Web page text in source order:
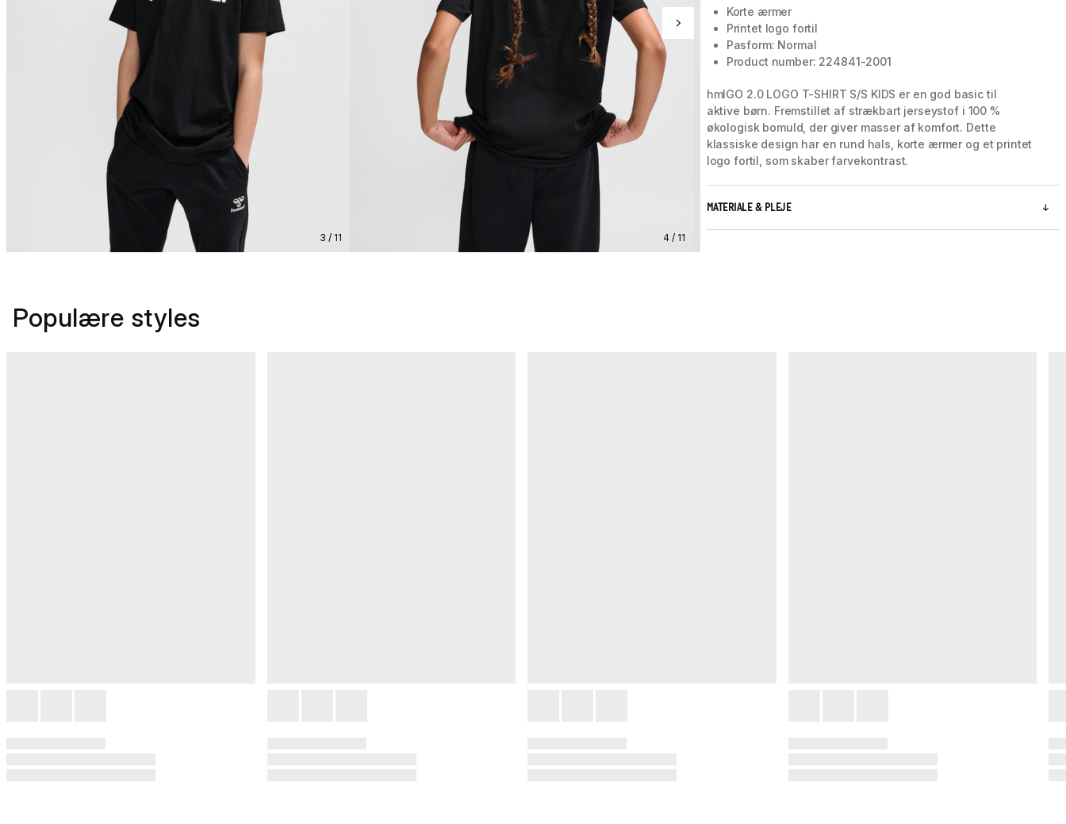
3 / 11 4 / 11
Korte ærmer
Printet logo fortil
Pasform: Normal
Product number: 224841-2001
hmlGO 2.0 LOGO T-SHIRT S/S KIDS er en god basic til
aktive børn. Fremstillet af strækbart jerseystof i 100 %
økologisk bomuld, der giver masser af komfort. Dette
klassiske design har en rund hals, korte ærmer og et printet
logo fortil, som skaber farvekontrast.
MATERIALE & PLEJE
Populære styles